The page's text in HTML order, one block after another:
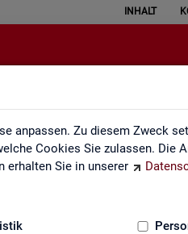
anpassen. Zu diesem Zweck
Cookies Sie zulassen. Die
erhalten Sie in unserer
INHALT